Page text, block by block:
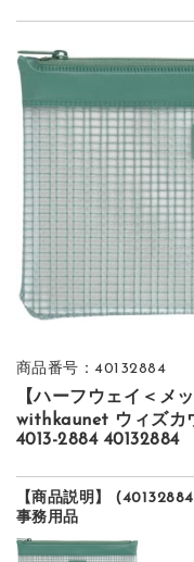
商品番号：40132884
【ハーフウェイ＜メ
withkaunet ウィズカ
4013-2884 40132884
【商品説明】
事務用品